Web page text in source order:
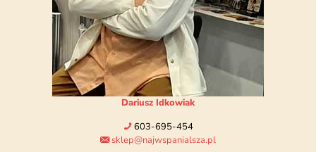
Dariusz Idkowiak
603-695-454
sklep@najwspanialsza.pl